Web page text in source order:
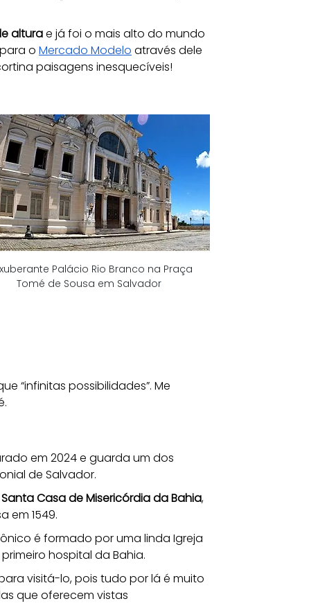
altura e já foi o mais alto do mundo
o Mercado Modelo através dele
paisagens inesquecíveis!
Palácio Rio Branco na Praça
Tomé de Sousa em Salvador
“infinitas possibilidades”. Me
em 2024 e guarda um dos
de Salvador.
Casa de Misericórdia da Bahia,
em 1549.
é formado por uma linda Igreja
hospital da Bahia.
visitá-lo, pois tudo por lá é muito
que oferecem vistas